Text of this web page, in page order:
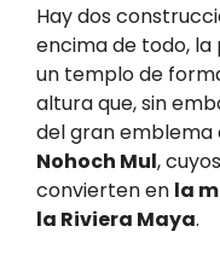
Hay dos
encima de todo, la
un templo de
altura que, sin
del gran emblema
Nohoch Mul,
convierten en la
la Riviera Maya.